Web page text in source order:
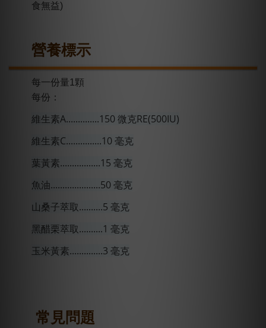
食無益)
營養標示
每一份量1顆
每份：
維生素A..............150 微克RE(500IU)
維生素C...............10 毫克
葉黃素.................15 毫克
魚油.....................50 毫克
山桑子萃取..........5 毫克
黑醋栗萃取..........1 毫克
玉米黃素..............3 毫克
常見問題